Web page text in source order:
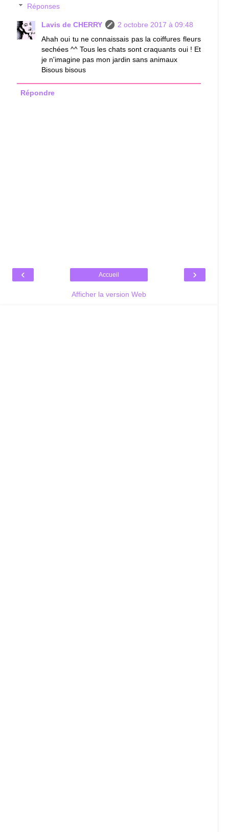
Réponses
Lavis de CHERRY
2 octobre 2017 à 09:48
Ahah oui tu ne connaissais pas la coiffures fleurs
sechées ^^ Tous les chats sont craquants oui ! Et
je n'imagine pas mon jardin sans animaux
Bisous bisous
Répondre
‹ ›
Accueil
Afficher la version Web